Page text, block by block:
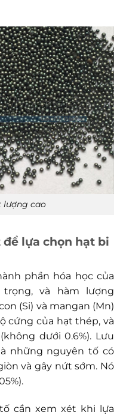
lượng cao
để lựa chọn hạt bi
phần hóa học của
và hàm lượng
(Si) và mangan (Mn)
cứng của hạt thép, và
dưới 0.6%). Lưu
những nguyên tố có
và gây nứt sớm. Nó
cần xem xét khi lựa